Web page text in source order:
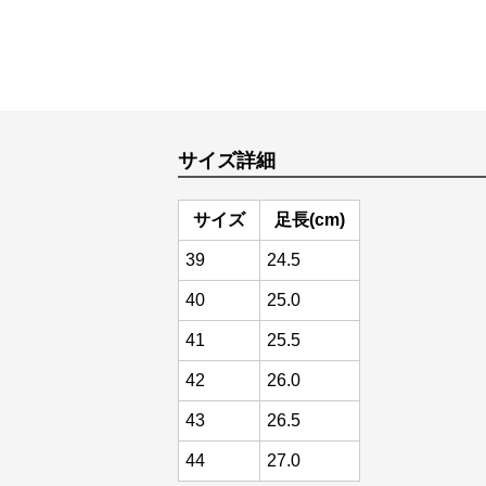
サイズ詳細
サイズ 足長(cm)
39 24.5
40 25.0
41 25.5
42 26.0
43 26.5
44 27.0